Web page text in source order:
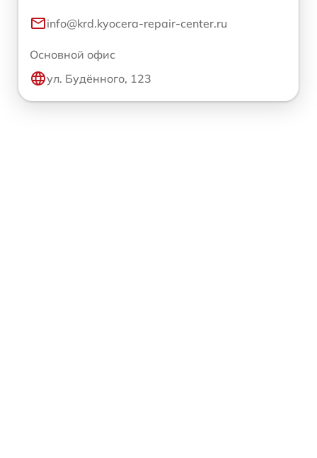
info@krd.kyocera-repair-center.ru
Основной офис
ул. Будённого, 123